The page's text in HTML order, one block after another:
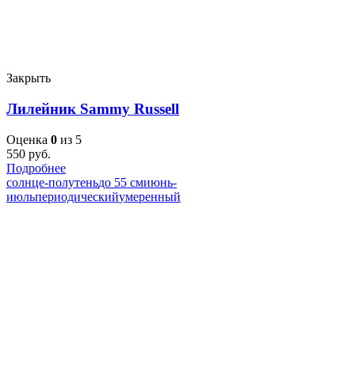
Закрыть
Лилейник Sammy Russell
Оценка 0 из 5
550 руб.
Подробнее
солнце-полутеньдо 55 смиюнь-
июльпериодическийумеренный